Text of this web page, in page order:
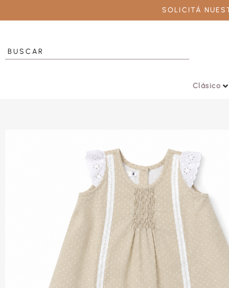
SOLICITÁ
Clásico